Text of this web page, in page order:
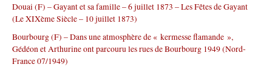
:Douai (F) – Gayant et sa famille – 6 juillet 1873 – Les Fêtes de Gayant
(Le XIXème Siècle – 10 juillet 1873)
Bourbourg (F) – Dans une atmosphère de « kermesse flamande »,
Gédéon et Arthurine ont parcouru les rues de Bourbourg 1949 (Nord-
France 07/1949)